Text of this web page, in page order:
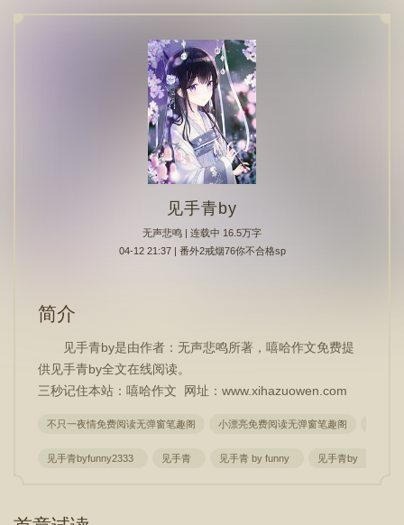
见手青by
无声悲鸣 | 连载中 16.5万字
04-12 21:37 | 番外2戒烟76你不合格sp
简介
见手青by是由作者：无声悲鸣所著，嘻哈作文免费提
供见手青by全文在线阅读。
三秒记住本站：嘻哈作文 网址：www.xihazuowen.com
不只一夜情免费阅读无弹窗笔趣阁 小漂亮免费阅读无弹窗笔趣阁
见手青byfunny2333 见手青 见手青 by funny 见手青by